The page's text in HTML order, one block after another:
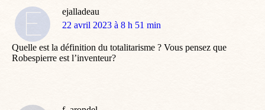
ejalladeau
dit
22 avril 2023 à 8 h 51 min
Quelle est la définition du totalitarisme ? Vous pensez que
Robespierre est l’inventeur?